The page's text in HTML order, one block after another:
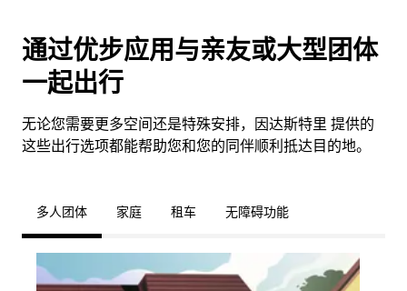
通过优步应用与亲友或大型团体
一起出行
无论您需要更多空间还是特殊安排，因达斯特里 提供的
这些出行选项都能帮助您和您的同伴顺利抵达目的地。
多人团体 家庭 租车 无障碍功能